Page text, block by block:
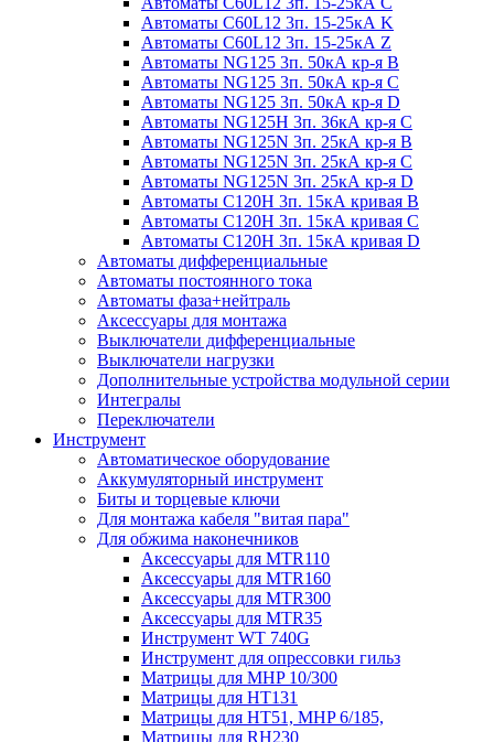
Автоматы C60L12 3п. 15-25кА K
Автоматы C60L12 3п. 15-25кА Z
Автоматы NG125 3п. 50кА кр-я B
Автоматы NG125 3п. 50кА кр-я C
Автоматы NG125 3п. 50кА кр-я D
Автоматы NG125H 3п. 36кА кр-я C
Автоматы NG125N 3п. 25кА кр-я B
Автоматы NG125N 3п. 25кА кр-я C
Автоматы NG125N 3п. 25кА кр-я D
Автоматы С120Н 3п. 15кА кривая B
Автоматы С120Н 3п. 15кА кривая C
Автоматы С120Н 3п. 15кА кривая D
Автоматы дифференциальные
Автоматы постоянного тока
Автоматы фаза+нейтраль
Аксессуары для монтажа
Выключатели дифференциальные
Выключатели нагрузки
Дополнительные устройства модульной серии
Интегралы
Переключатели
Инструмент
Автоматическое оборудование
Аккумуляторный инструмент
Биты и торцевые ключи
Для монтажа кабеля "витая пара"
Для обжима наконечников
Аксессуары для MTR110
Аксессуары для MTR160
Аксессуары для MTR300
Аксессуары для MTR35
Инструмент WT 740G
Инструмент для опрессовки гильз
Матрицы для MHP 10/300
Матрицы для НТ131
Матрицы для НТ51, MHP 6/185,
Матрицы для RH230